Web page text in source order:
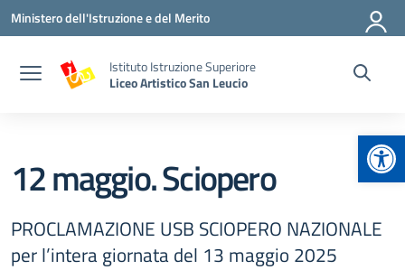
Vai ai contenuti
Vai al menu di navigazione
Vai al footer
Ministero dell'Istruzione e del Merito
Istituto Istruzione Superiore
Liceo Artistico San Leucio
12 maggio. Sciopero
PROCLAMAZIONE USB SCIOPERO NAZIONALE
per l’intera giornata del 13 maggio 2025